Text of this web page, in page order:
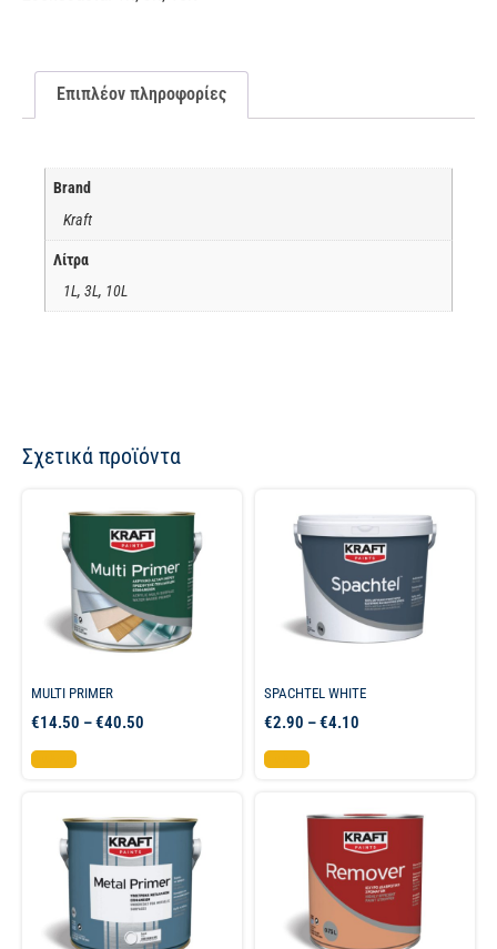
Επιπλέον πληροφορίες
Brand
Kraft
Λίτρα
1L, 3L, 10L
Σχετικά προϊόντα
MULTI PRIMER
€14.50 –€40.50
Επιλογή
SPACHTEL WHITE
€2.90 –€4.10
Επιλογή